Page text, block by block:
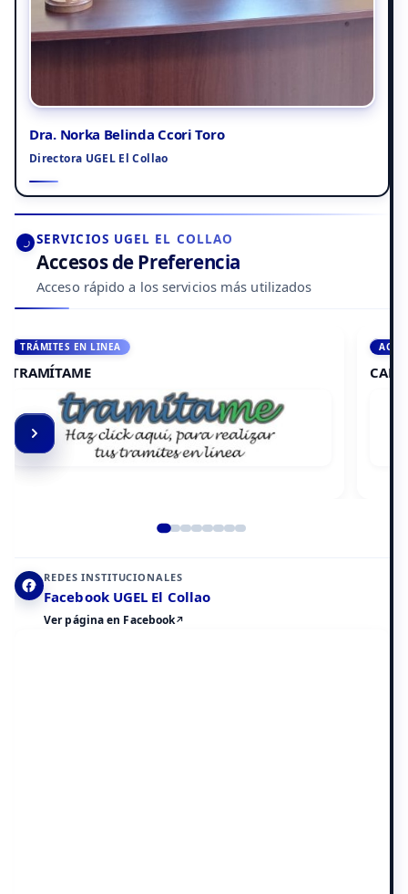
Dra. Norka Belinda Ccori Toro
Directora UGEL El Collao
SERVICIOS UGEL EL COLLAO
Accesos de Preferencia
Acceso rápido a los servicios más utilizados
ACCEDE A AULA VIRTUAL
CAMPUS VIRTUAL
REDES INSTITUCIONALES
Facebook UGEL El Collao
Ver página en Facebook